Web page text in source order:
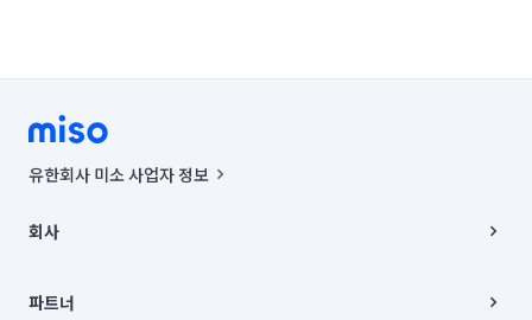
유한회사 미소 사업자 정보
00019 |
주소 | 본사: 서울특별시 종로구 율곡로 6(중학동, 트윈트리빌딩) B동 5층
회사
채용
파트너